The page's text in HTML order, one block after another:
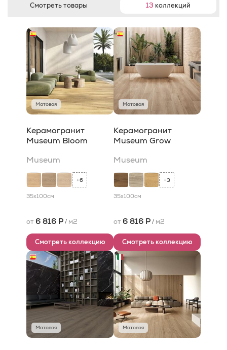
Смотреть товары 13 коллекций
Матовая
Керамогранит
Museum Bloom
Museum
+6
35x100см
от 6 816 Р/ м2
Смотреть коллекцию
Матовая
Керамогранит
Museum Grow
Museum
+3
35x100см
от 6 816 Р/ м2
Смотреть коллекцию
Матовая Матовая